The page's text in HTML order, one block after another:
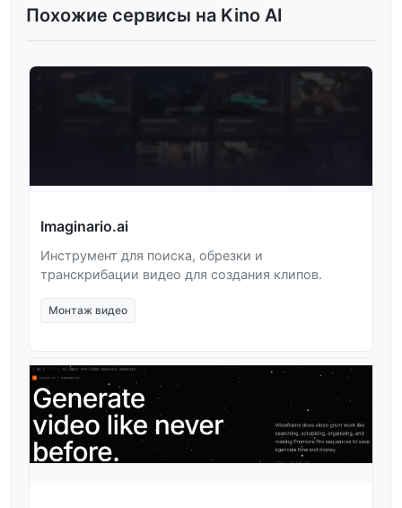
Похожие сервисы на Kino AI
Imaginario.ai
Инструмент для поиска, обрезки и
транскрибации видео для создания клипов.
Монтаж видео